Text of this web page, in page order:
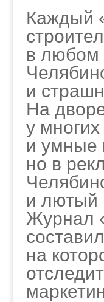
Каждый
в любом
и
На
у
и умные
но в
и лютый
Журнал
на